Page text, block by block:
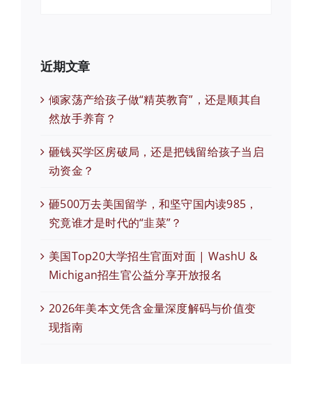
近期文章
倾家荡产给孩子做“精英教育”，还是顺其自
然放手养育？
砸钱买学区房破局，还是把钱留给孩子当启
动资金？
砸500万去美国留学，和坚守国内读985，
究竟谁才是时代的“韭菜”？
美国Top20大学招生官面对面 | WashU &
Michigan招生官公益分享开放报名
2026年美本文凭含金量深度解码与价值变
现指南